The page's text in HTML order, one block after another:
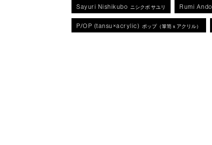
Sayuri Nishikubo ニシクボ サユリ Rumi Ando
P/OP (tansu×acrylic) ポップ（箪笥ｘアクリル）